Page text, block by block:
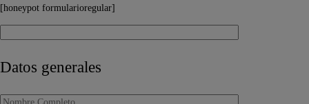
[honeypot formularioregular]
Datos generales